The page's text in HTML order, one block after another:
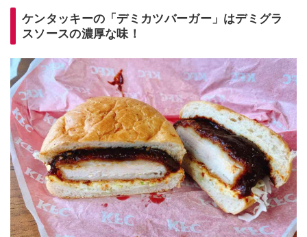
ケンタッキーの「デミカツバーガー」はデミグラ
スソースの濃厚な味！